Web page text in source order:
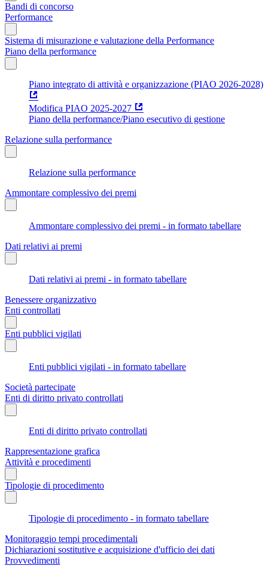
Bandi di concorso
Performance
Sistema di misurazione e valutazione della Performance
Piano della performance
Piano integrato di attività e organizzazione (PIAO 2026-2028)
Modifica PIAO 2025-2027
Piano della performance/Piano esecutivo di gestione
Relazione sulla performance
Relazione sulla performance
Ammontare complessivo dei premi
Ammontare complessivo dei premi - in formato tabellare
Dati relativi ai premi
Dati relativi ai premi - in formato tabellare
Benessere organizzativo
Enti controllati
Enti pubblici vigilati
Enti pubblici vigilati - in formato tabellare
Società partecipate
Enti di diritto privato controllati
Enti di diritto privato controllati
Rappresentazione grafica
Attività e procedimenti
Tipologie di procedimento
Tipologie di procedimento - in formato tabellare
Monitoraggio tempi procedimentali
Dichiarazioni sostitutive e acquisizione d'ufficio dei dati
Provvedimenti